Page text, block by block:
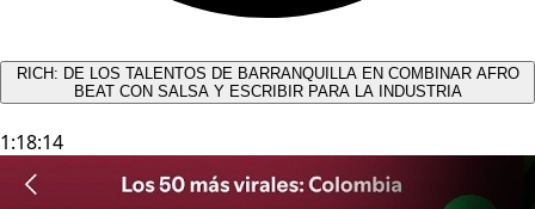
RICH: DE LOS TALENTOS DE BARRANQUILLA EN COMBINAR AFRO
BEAT CON SALSA Y ESCRIBIR PARA LA INDUSTRIA
1:18:14